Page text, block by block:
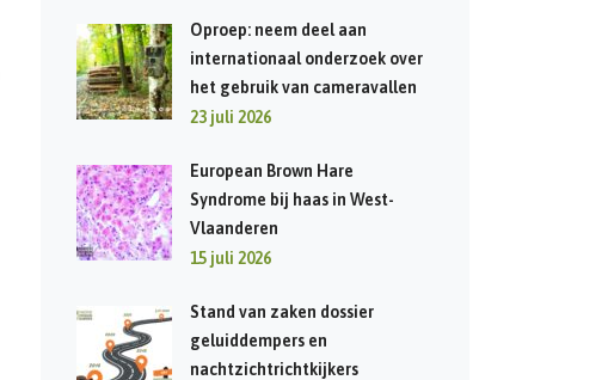
Oproep: neem deel aan
internationaal onderzoek over
het gebruik van cameravallen
23 juli 2026
European Brown Hare
Syndrome bij haas in West-
Vlaanderen
15 juli 2026
Stand van zaken dossier
geluiddempers en
nachtzichtrichtkijkers